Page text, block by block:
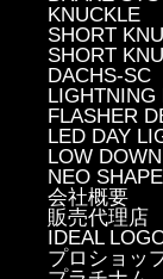
KNUCKLE
SHORT
SHORT
DACHS-SC
LIGHTNING
FLASHER
LED DAY
LOW
NEO
会社概要
販売代理店
IDEAL
プロショッ